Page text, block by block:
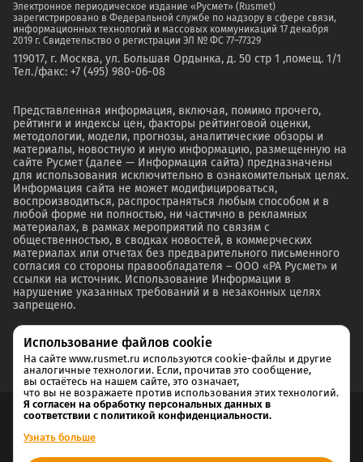
Электронное периодическое издание «Русмет» (Rusmet)
зарегистрировано в Федеральной службе по надзору в сфере связи,
информационных технологий и массовых коммуникаций 17 декабря
2019 г. Свидетельство о регистрации ЭЛ № ФС 77–77329
119017, г. Москва, ул. Большая Ордынка, д. 50 стр 1 ,помещ. 1/1
Тел./факс: +7 (495) 980-06-08
Представленная информация, включая, помимо прочего,
рейтинги и индексы цен, факторы рейтинговой оценки,
методологии, модели, прогнозы, аналитические обзоры и
материалы, новостную и иную информацию, размещенную на
сайте Русмет (далее — Информация сайта) предназначены
для использования исключительно в ознакомительных целях.
Информация сайта не может модифицироваться,
воспроизводиться, распространяться любым способом и в
любой форме ни полностью, ни частично в рекламных
материалах, в рамках мероприятий по связям с
общественностью, в сводках новостей, в коммерческих
материалах или отчетах без предварительного письменного
согласия со стороны правообладателя – ООО «РА Русмет» и
ссылки на источник. Использование Информации в
нарушение указанных требований и в незаконных целях
запрещено.
Согласие на обработку и хранение персональных данных
Использование файлов cookie
На сайте www.rusmet.ru используются cookie-файлы и другие
аналогичные технологии. Если, прочитав это сообщение,
вы остаётесь на нашем сайте, это означает,
что вы не возражаете против использования этих технологий.
Я согласен на обработку персональных данных в
соответствии с политикой конфиденциальности.
Узнать больше